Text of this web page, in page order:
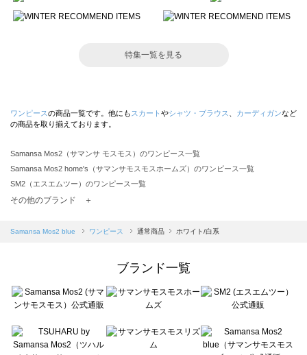
特集一覧を見る
ワンピースの商品一覧です。他にも スカート やシャツ・ブラウス カーディガンなど
の商品を取り揃えております。
Samansa Mos2（サマンサ モスモス）のワンピース一覧
Samansa Mos2 home's（サマンサモスモスホームズ）のワンピース一覧
SM2（エスエムツー）のワンピース一覧
TSUHARU by Samansa Mos2（ツハルバイサマンサモスモス）のワンピース一覧
Samansa Mos2 blue（サマンサモスモス ブルー）のワンピース一覧
sō4ū（ソウフォーユー）のワンピース一覧
Te chichi（テチチ）のワンピース一覧
Te chichi CLASSIC（テチチ クラシック）のワンピース一覧
Lugnoncure（ルノンキュール）のワンピース一覧
BETTY'S BLUE（べティーズブルー）のワンピース一覧
その他のブランド ＋
Samansa Mos2 blue ワンピース 通常商品 ホワイト/白系
ブランド一覧